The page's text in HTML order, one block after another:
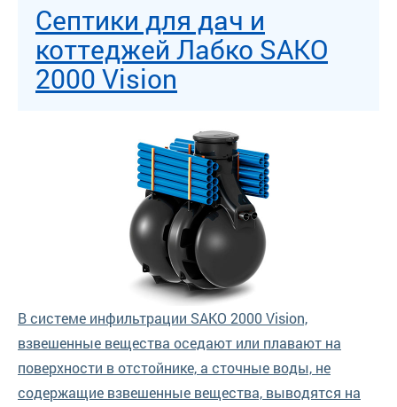
Септики для дач и
коттеджей Лабко SAKO
2000 Vision
В системе инфильтрации SAKO 2000 Vision,
взвешенные вещества оседают или плавают на
поверхности в отстойнике, а сточные воды, не
содержащие взвешенные вещества, выводятся на